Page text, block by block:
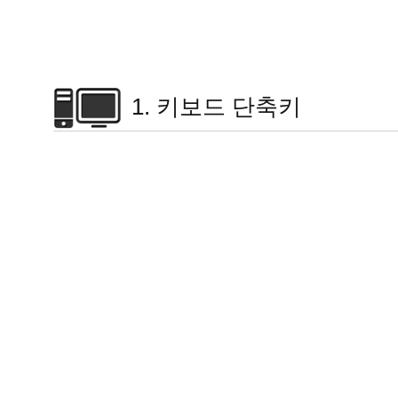
1. 키보드 단축키